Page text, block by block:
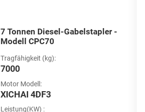
7 Tonnen Diesel-Gabelstapler -
Modell CPC70
Tragfähigkeit (kg):
7000
Motor Modell:
XICHAI 4DF3
Leistung(KW) :